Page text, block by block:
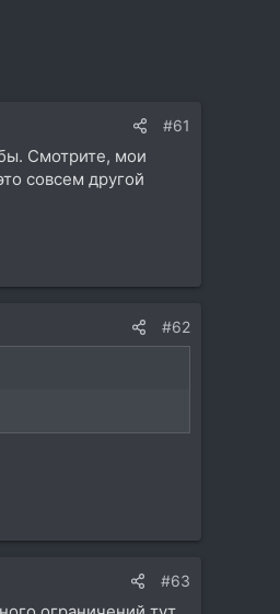
#61
Смотрите, мои
совсем другой
#62
#63